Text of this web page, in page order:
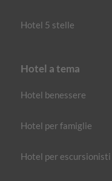
Hotel 5 stelle
Hotel a tema
Hotel benessere
Hotel per famiglie
Hotel per escursionisti